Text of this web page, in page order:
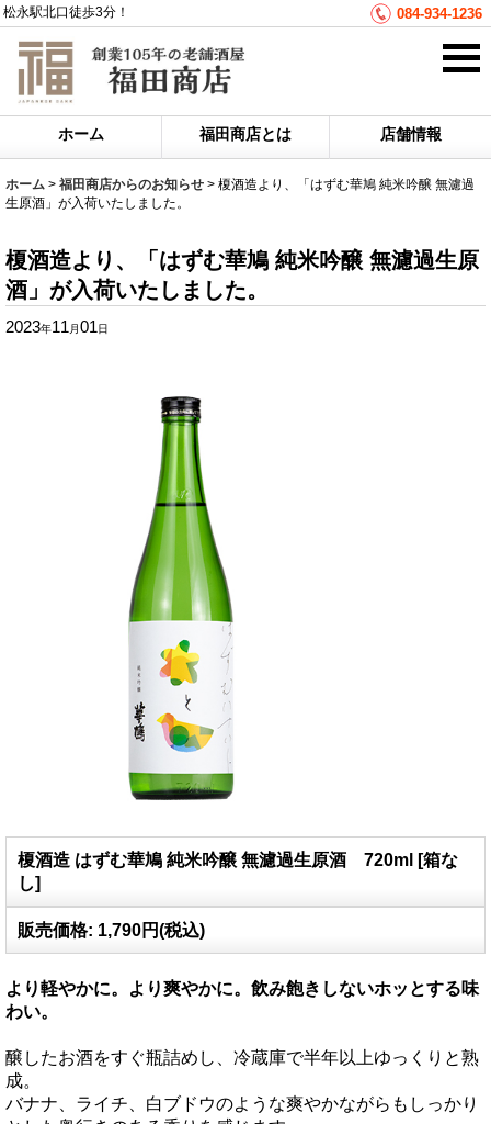
松永駅北口徒歩3分！ 084-934-1236
ホーム 福田商店とは 店舗情報
ホーム > 福田商店からのお知らせ > 榎酒造より、「はずむ華鳩 純米吟醸 無濾過
生原酒」が入荷いたしました。
榎酒造より、「はずむ華鳩 純米吟醸 無濾過生原
酒」が入荷いたしました。
2023年11月01日
榎酒造 はずむ華鳩 純米吟醸 無濾過生原酒 720ml [箱な
し]
販売価格: 1,790円(税込)
より軽やかに。より爽やかに。飲み飽きしないホッとする味
わい。
醸したお酒をすぐ瓶詰めし、冷蔵庫で半年以上ゆっくりと熟
成。
バナナ、ライチ、白ブドウのような爽やかながらもしっかり